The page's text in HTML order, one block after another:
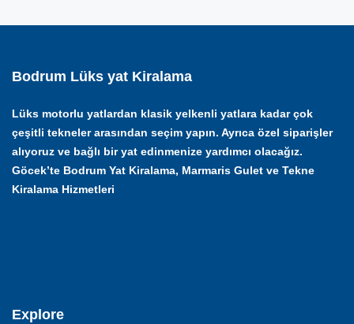
Bodrum Lüks yat Kiralama
Lüks motorlu yatlardan klasik yelkenli yatlara kadar çok
çeşitli tekneler arasından seçim yapın. Ayrıca özel siparişler
alıyoruz ve bağlı bir yat edinmenize yardımcı olacağız.
Göcek’te Bodrum Yat Kiralama, Marmaris Gulet ve Tekne
Kiralama Hizmetleri
Explore